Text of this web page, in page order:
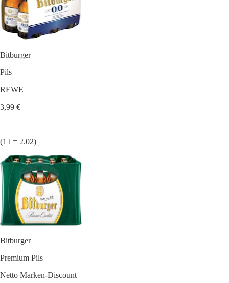
Bitburger
Pils
REWE
3,99 €
(1 l = 2.02)
Bitburger
Premium Pils
Netto Marken-Discount